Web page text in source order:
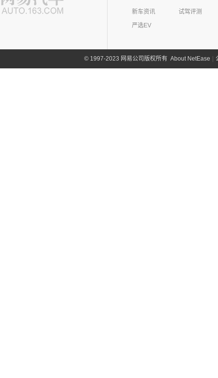
新车资讯
试驾评测
严选EV
©1997-2023 网易公司版权所有 About NetEase